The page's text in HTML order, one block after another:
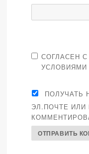
СОГЛАСЕН С
УСЛОВИЯМИ
ПОЛУЧАТЬ
ЭЛ.ПОЧТЕ ИЛИ